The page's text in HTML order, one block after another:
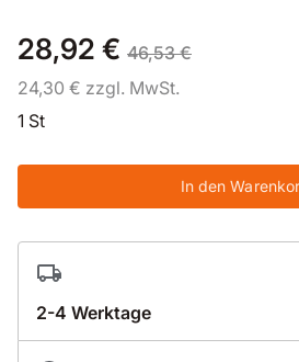
28,92 € 46,53 €
24,30 € zzgl. MwSt.
1 St
In den
2-4 Werktage